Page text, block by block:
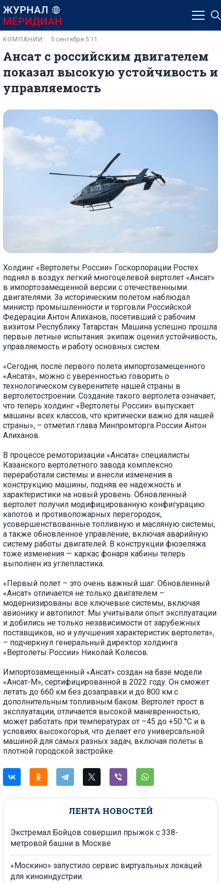
ЛЕНТА НОВОСТЕЙ
Экстремал Бойцов совершил прыжок с 338-
метровой башни в Москве
«Москино» запустило сервис виртуальных локаций
для киноиндустрии
Ансат с российским двигателем
показал высокую устойчивость и
управляемость
КОМПАНИИ 5 сентября 5:11
Холдинг «Вертолеты России» Госкорпорации Ростех
поднял в воздух легкий многоцелевой вертолет «Ансат»
в импортозамещенной версии с отечественными
двигателями. За историческим полетом наблюдал
министр промышленности и торговли Российской
Федерации Антон Алиханов, посетивший с рабочим
визитом Республику Татарстан. Машина успешно прошла
первые летные испытания: экипаж оценил устойчивость,
управляемость и работу основных систем.
«Сегодня, после первого полета импортозамещенного
«Ансата», можно с уверенностью говорить о
технологическом суверенитете нашей страны в
вертолетостроении. Создание такого вертолета означает,
что теперь холдинг «Вертолеты России» выпускает
машины всех классов, что критически важно для нашей
страны», – отметил глава Минпромторга России Антон
Алиханов.
В процессе ремоторизации «Ансата» специалисты
Казанского вертолетного завода комплексно
переработали системы и внесли изменения в
конструкцию машины, подняв ее надежность и
характеристики на новый уровень. Обновленный
вертолет получил модифицированную конфигурацию
капотов и противопожарных перегородок,
усовершенствованные топливную и масляную системы,
а также обновленное управление, включая аварийную
систему работы двигателей. В конструкции фюзеляжа
тоже изменения — каркас фонаря кабины теперь
выполнен из углепластика.
«Первый полет – это очень важный шаг. Обновленный
«Ансат» отличается не только двигателем –
модернизированы все ключевые системы, включая
авионику и автопилот. Мы учитывали опыт эксплуатации
и добились не только независимости от зарубежных
поставщиков, но и улучшения характеристик вертолета»,
– подчеркнул генеральный директор холдинга
«Вертолеты России» Николай Колесов.
Импортозамещенный «Ансат» создан на базе модели
«Ансат-М», сертифицированной в 2022 году. Он сможет
летать до 660 км без дозаправки и до 800 км с
дополнительным топливным баком. Вертолет прост в
эксплуатации, отличается высокой маневренностью,
может работать при температурах от –45 до +50 °C и в
условиях высокогорья, что делает его универсальной
машиной для самых разных задач, включая полеты в
плотной городской застройке.